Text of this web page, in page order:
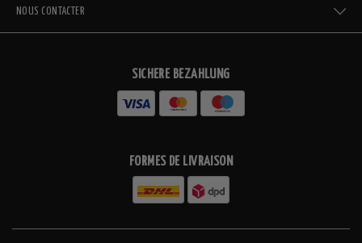
NOUS CONTACTER
SICHERE BEZAHLUNG
FORMES DE LIVRAISON